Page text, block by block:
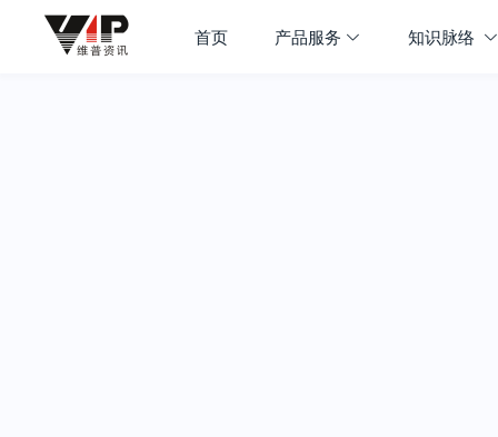
首页 产品服务 知识脉络